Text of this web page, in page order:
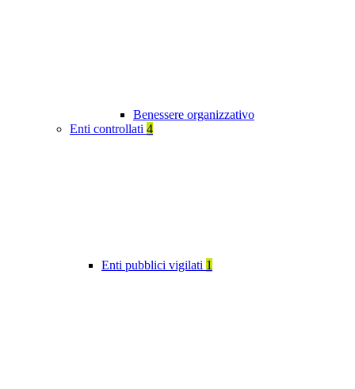
Benessere organizzativo
Enti controllati 4
Enti pubblici vigilati 1